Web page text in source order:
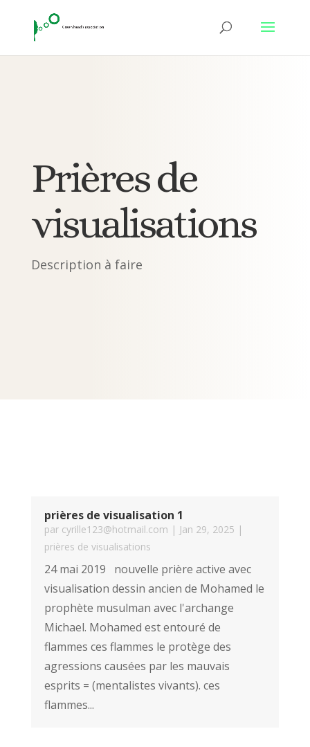
Prières de
visualisations
Description à faire
prières de visualisation 1
par cyrille123@hotmail.com | Jan 29, 2025 |
prières de visualisations
24 mai 2019 nouvelle prière active avec
visualisation dessin ancien de Mohamed le
prophète musulman avec l'archange
Michael. Mohamed est entouré de
flammes ces flammes le protège des
agressions causées par les mauvais
esprits = (mentalistes vivants). ces
flammes...